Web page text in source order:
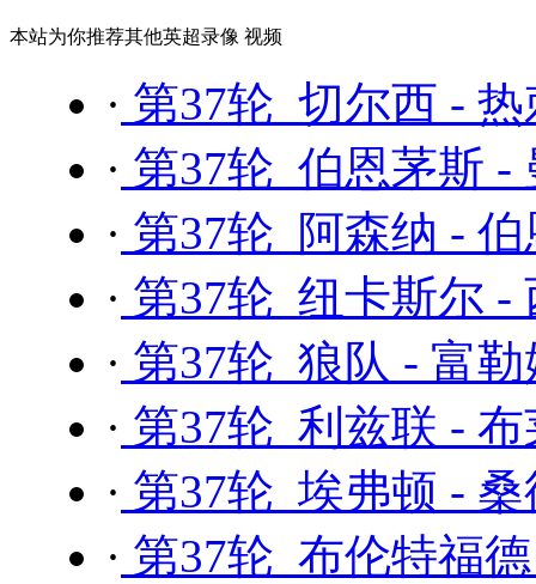
本站为你推荐其他英超录像 视频
· 第37轮 切尔西 -
· 第37轮 伯恩茅斯 -
· 第37轮 阿森纳 -
· 第37轮 纽卡斯尔 -
· 第37轮 狼队 - 富
· 第37轮 利兹联 -
· 第37轮 埃弗顿 -
· 第37轮 布伦特福